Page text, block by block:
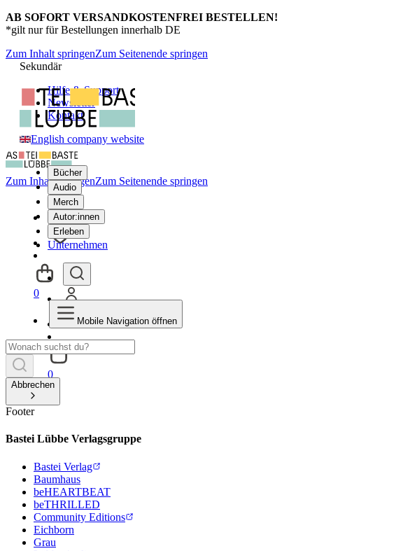
AB SOFORT VERSANDKOSTENFREI BESTELLEN!
*gilt nur für Bestellungen innerhalb DE
Zum Inhalt springenZum Seitenende springen
Sekundär
Hilfe & Support
Newsletter
Kontakt
English company website
Bücher
Audio
Merch
Autor:innen
Erleben
Unternehmen
0
Zum Inhalt springenZum Seitenende springen
0
Mobile Navigation öffnen
Abbrechen
Footer
Bastei Lübbe Verlagsgruppe
Bastei Verlag
Baumhaus
beHEARTBEAT
beTHRILLED
Community Editions
Eichborn
Grau